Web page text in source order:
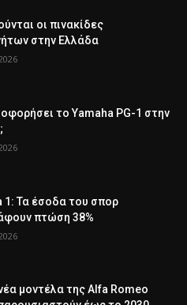
οι πινακίδες
στην Ελλάδα
το Yamaha PG-1 στην
1: Τα έσοδα του σπορ
πτώση 38%
μοντέλα της Alfa Romeo